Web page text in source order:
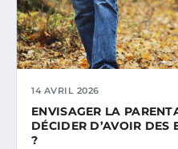
14 AVRIL 2026
ENVISAGER LA
DÉCIDER D’AVOIR DES
?